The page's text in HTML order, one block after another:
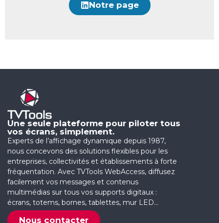
Notre page
Une seule plateforme pour piloter tous
vos écrans, simplement.
Experts de l’affichage dynamique depuis 1987,
nous concevons des solutions flexibles pour les
entreprises, collectivités et établissements à forte
fréquentation. Avec TVTools WebAccess, diffusez
facilement vos messages et contenus
multimédias sur tous vos supports digitaux :
écrans, totems, bornes, tablettes, mur LED…
Nous contacter